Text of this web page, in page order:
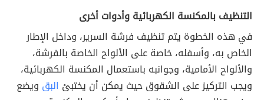
التنظيف بالمكنسة الكهربائية وأدوات أخرى
في هذه الخطوة يتم تنظيف فرشة السرير، وداخل الإطار
الخاص به، وأسفله، خاصة على الألواح الخاصة بالفرشة،
والألواح الأمامية، وجوانبه باستعمال المكنسة الكهربائية،
ويجب التركيز على الشقوق حيث يمكن أن يختبئ البق ويضع